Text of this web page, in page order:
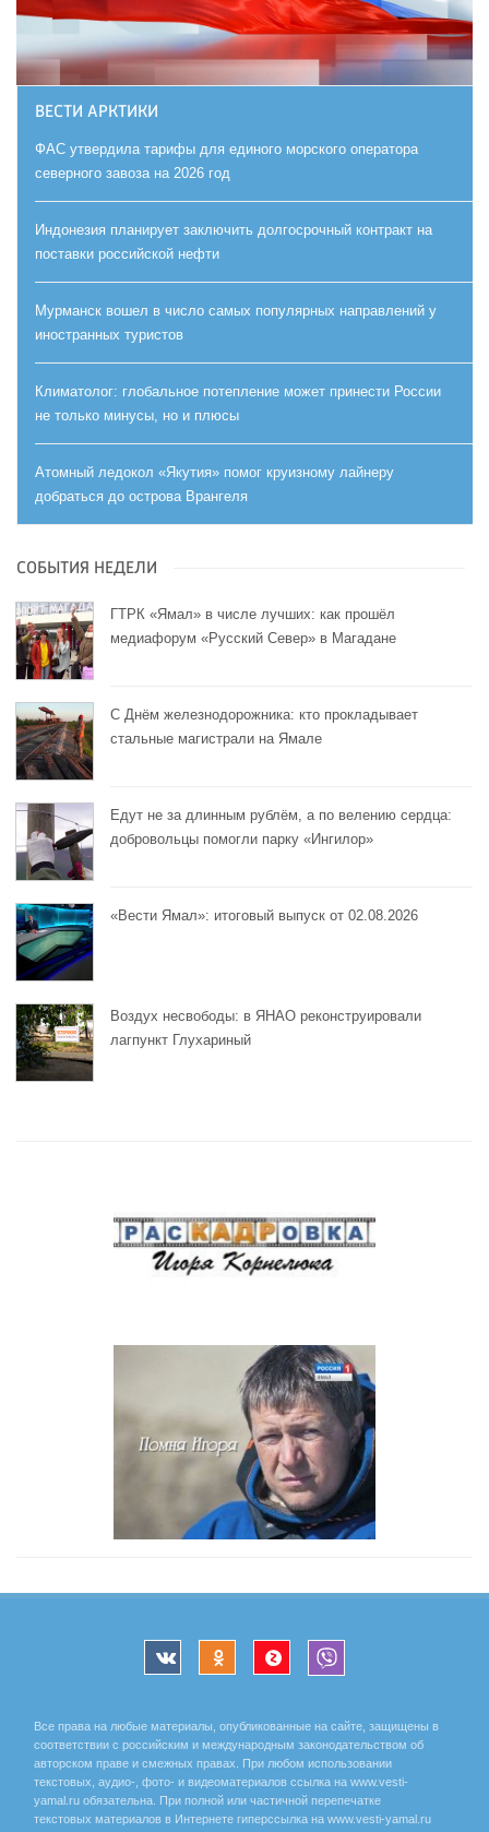
ВЕСТИ АРКТИКИ
ФАС утвердила тарифы для единого морского оператора
северного завоза на 2026 год
Индонезия планирует заключить долгосрочный контракт на
поставки российской нефти
Мурманск вошел в число самых популярных направлений у
иностранных туристов
Климатолог: глобальное потепление может принести России
не только минусы, но и плюсы
Атомный ледокол «Якутия» помог круизному лайнеру
добраться до острова Врангеля
СОБЫТИЯ НЕДЕЛИ
ГТРК «Ямал» в числе лучших: как прошёл
медиафорум «Русский Север» в Магадане
С Днём железнодорожника: кто прокладывает
стальные магистрали на Ямале
Едут не за длинным рублём, а по велению сердца:
добровольцы помогли парку «Ингилор»
«Вести Ямал»: итоговый выпуск от 02.08.2026
Воздух несвободы: в ЯНАО реконструировали
лагпункт Глухариный
Все права на любые материалы, опубликованные на сайте, защищены в
соответствии с российским и международным законодательством об
авторском праве и смежных правах. При любом использовании
текстовых, аудио-, фото- и видеоматериалов ссылка на www.vesti-
yamal.ru обязательна. При полной или частичной перепечатке
текстовых материалов в Интернете гиперссылка на www.vesti-yamal.ru